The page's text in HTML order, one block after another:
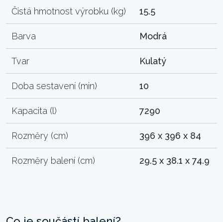
Čistá hmotnost výrobku (kg) 15.5
Barva Modrá
Tvar Kulatý
Doba sestavení (min) 10
Kapacita (l) 7290
Rozměry (cm) 396 x 396 x 84
Rozměry balení (cm) 29.5 x 38.1 x 74.9